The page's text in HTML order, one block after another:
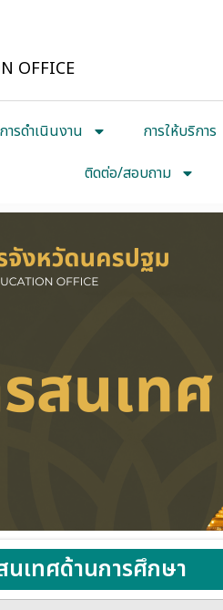
OFFICE
การดำเนินงาน การให้บริการ
ติดต่อ/สอบถาม
เทศด้านการศึกษา